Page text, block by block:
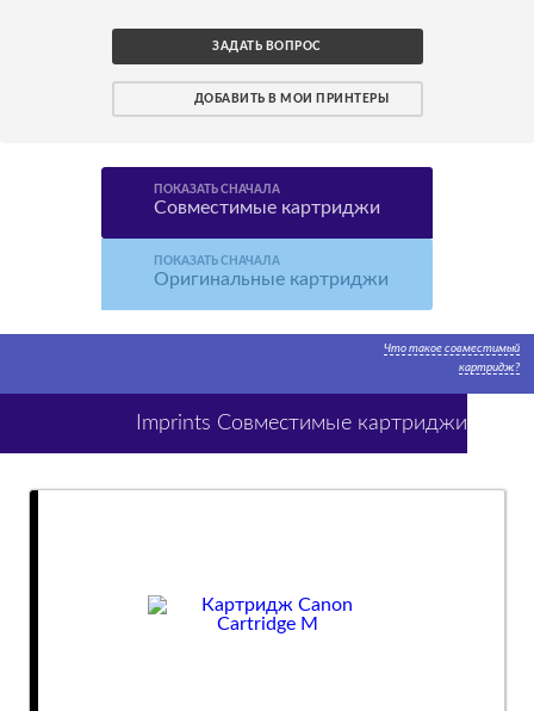
ЗАДАТЬ ВОПРОС
ДОБАВИТЬ В МОИ ПРИНТЕРЫ
ПОКАЗАТЬ СНАЧАЛА
Совместимые картриджи
ПОКАЗАТЬ СНАЧАЛА
Оригинальные картриджи
Что такое совместимый
картридж?
Imprints Совместимые картриджи